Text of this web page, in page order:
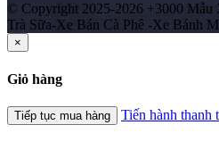
© Copyright 2025-2026 +3000
Trà Sữa-Xe Bán Cà Phê -Xe Bánh
×
Giỏ hàng
Tiếp tục mua hàng Tiến hành thanh